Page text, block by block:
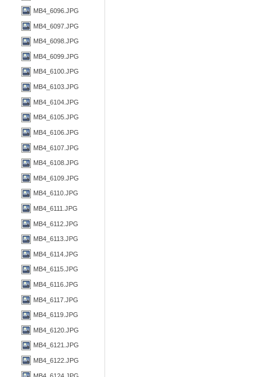
MB4_6096.JPG
MB4_6097.JPG
MB4_6098.JPG
MB4_6099.JPG
MB4_6100.JPG
MB4_6103.JPG
MB4_6104.JPG
MB4_6105.JPG
MB4_6106.JPG
MB4_6107.JPG
MB4_6108.JPG
MB4_6109.JPG
MB4_6110.JPG
MB4_6111.JPG
MB4_6112.JPG
MB4_6113.JPG
MB4_6114.JPG
MB4_6115.JPG
MB4_6116.JPG
MB4_6117.JPG
MB4_6119.JPG
MB4_6120.JPG
MB4_6121.JPG
MB4_6122.JPG